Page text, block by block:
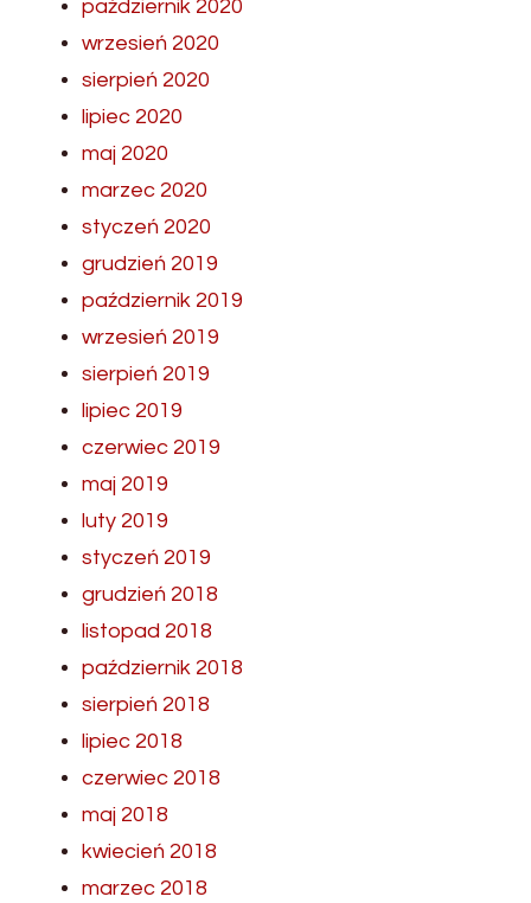
październik 2020
wrzesień 2020
sierpień 2020
lipiec 2020
maj 2020
marzec 2020
styczeń 2020
grudzień 2019
październik 2019
wrzesień 2019
sierpień 2019
lipiec 2019
czerwiec 2019
maj 2019
luty 2019
styczeń 2019
grudzień 2018
listopad 2018
październik 2018
sierpień 2018
lipiec 2018
czerwiec 2018
maj 2018
kwiecień 2018
marzec 2018